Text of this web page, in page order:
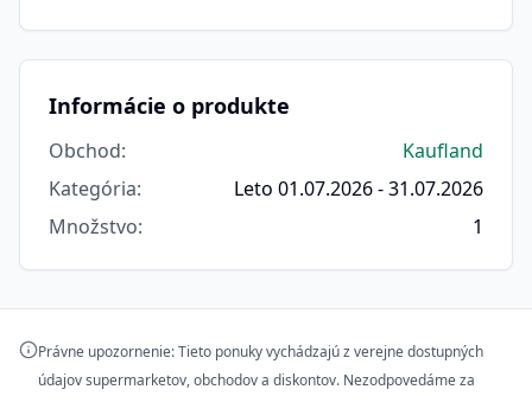
Informácie o produkte
Obchod:
Kaufland
Kategória:
Leto 01.07.2026 - 31.07.2026
Množstvo: 1
Právne upozornenie: Tieto ponuky vychádzajú z verejne dostupných
údajov supermarketov, obchodov a diskontov. Nezodpovedáme za